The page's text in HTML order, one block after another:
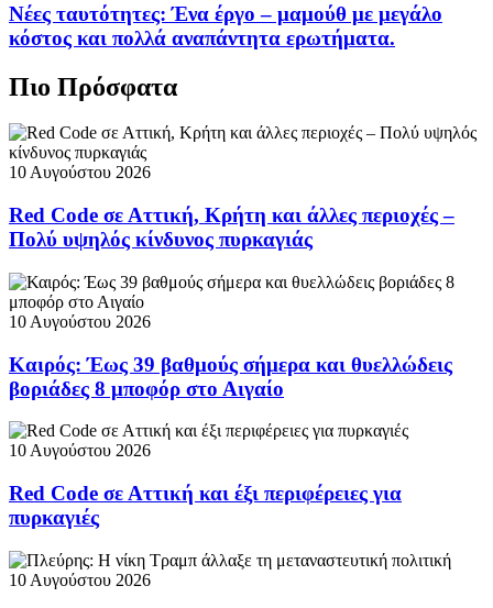
Νέες ταυτότητες: Ένα έργο – μαμούθ με μεγάλο
κόστος και πολλά αναπάντητα ερωτήματα.
Πιο Πρόσφατα
10 Αυγούστου 2026
Red Code σε Αττική, Κρήτη και άλλες περιοχές –
Πολύ υψηλός κίνδυνος πυρκαγιάς
10 Αυγούστου 2026
Καιρός: Έως 39 βαθμούς σήμερα και θυελλώδεις
βοριάδες 8 μποφόρ στο Αιγαίο
10 Αυγούστου 2026
Red Code σε Αττική και έξι περιφέρειες για
πυρκαγιές
10 Αυγούστου 2026